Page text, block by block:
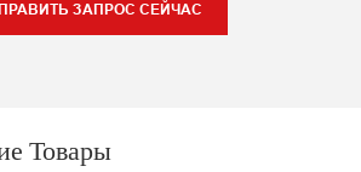
ЗАПРОС СЕЙЧАС
Товары